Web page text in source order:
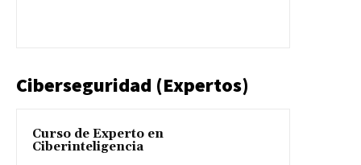
Ciberseguridad (Expertos)
Curso de Experto en
Ciberinteligencia